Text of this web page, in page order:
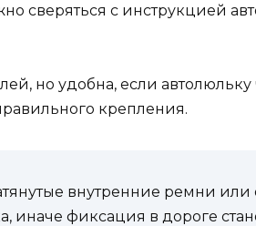
сверяться с инструкцией
но удобна, если автолюльку
крепления.
внутренние ремни
иначе фиксация в дороге